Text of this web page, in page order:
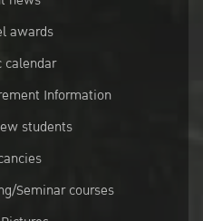
awards
calendar
Information
students
Seminar courses